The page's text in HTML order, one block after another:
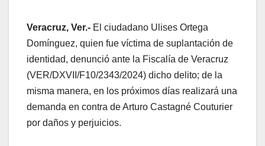
Veracruz, Ver.- El ciudadano Ulises Ortega
Domínguez, quien fue víctima de suplantación de
identidad, denunció ante la Fiscalía de Veracruz
(VER/DXVII/F10/2343/2024) dicho delito; de la
misma manera, en los próximos días realizará una
demanda en contra de Arturo Castagné Couturier
por daños y perjuicios.